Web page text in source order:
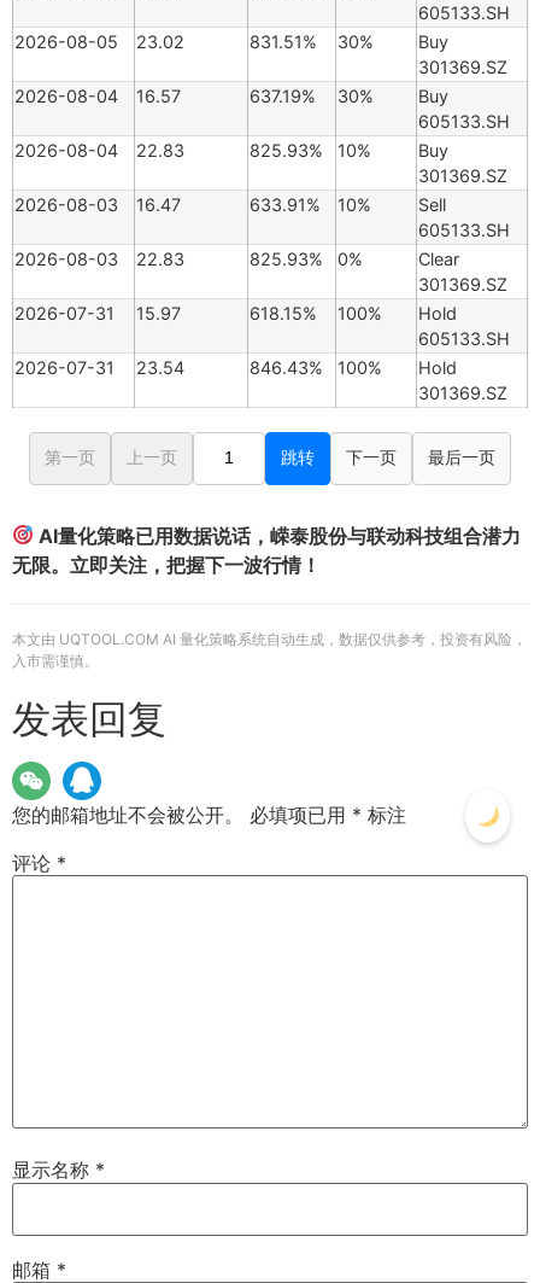
605133.SH
2026-08-05
23.02 831.51% 30%
Buy
301369.SZ
2026-08-04
16.57 637.19% 30%
Buy
605133.SH
2026-08-04
22.83 825.93% 10%
Buy
301369.SZ
2026-08-03
16.47 633.91% 10%
Sell
605133.SH
2026-08-03
22.83 825.93% 0%
Clear
301369.SZ
2026-07-31
15.97 618.15% 100%
Hold
605133.SH
2026-07-31
23.54 846.43% 100%
Hold
301369.SZ
第一页 上一页 跳转 下一页 最后一页
AI量化策略已用数据说话，嵘泰股份与联动科技组合潜力
无限。立即关注，把握下一波行情！
本文由 UQTOOL.COM AI 量化策略系统自动生成，数据仅供参考，投资有风险，
入市需谨慎。
发表回复
您的邮箱地址不会被公开。 必填项已用 * 标注
评论 *
显示名称 *
邮箱 *